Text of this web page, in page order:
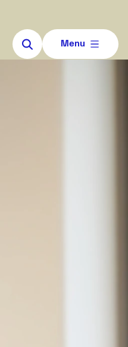
Sluiten
Menu